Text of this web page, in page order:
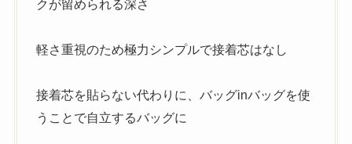
クが留められる深さ
軽さ重視のため極力シンプルで接着芯はなし
接着芯を貼らない代わりに、バッグinバッグを使
うことで自立するバッグに